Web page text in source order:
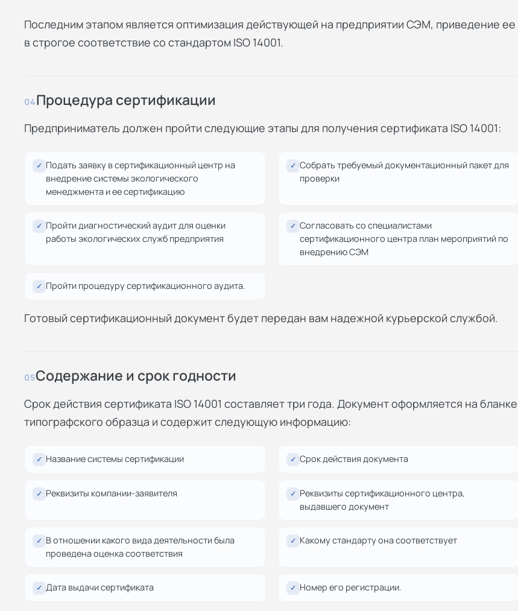
Последним этапом является оптимизация действующей на предприятии СЭМ, приведение ее
в строгое соответствие со стандартом ISO 14001.
04Процедура сертификации
Предприниматель должен пройти следующие этапы для получения сертификата ISO 14001:
✓ Подать заявку в сертификационный центр на
внедрение системы экологического
менеджмента и ее сертификацию
✓ Собрать требуемый документационный пакет для
проверки
✓ Пройти диагностический аудит для оценки
работы экологических служб предприятия
✓ Согласовать со специалистами
сертификационного центра план мероприятий по
внедрению СЭМ
✓ Пройти процедуру сертификационного аудита.
Готовый сертификационный документ будет передан вам надежной курьерской службой.
05Содержание и срок годности
Срок действия сертификата ISO 14001 составляет три года. Документ оформляется на бланке
типографского образца и содержит следующую информацию:
✓ Название системы сертификации ✓ Срок действия документа
✓ Реквизиты компании-заявителя ✓ Реквизиты сертификационного центра,
выдавшего документ
✓ В отношении какого вида деятельности была
проведена оценка соответствия
✓ Какому стандарту она соответствует
✓ Дата выдачи сертификата ✓ Номер его регистрации.